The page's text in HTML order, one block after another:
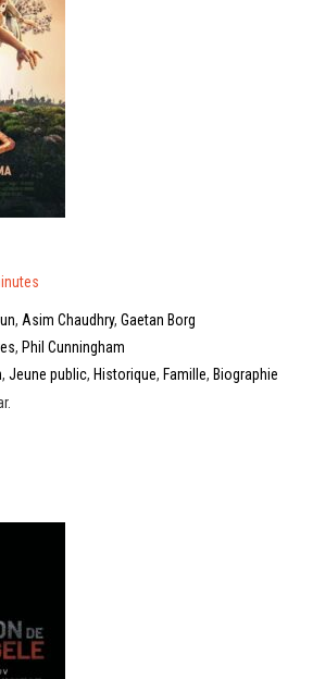
, Asim Chaudhry, Gaetan Borg
, Phil Cunningham
, Jeune public, Historique, Famille, Biographie